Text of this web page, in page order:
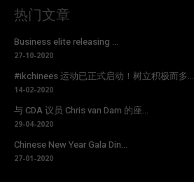
热门文章
Business elite releasing ...
27-10-2020
#ikchinees 运动已正式启动！树立积极而多...
14-02-2020
与 CDA 议员 Chris van Dam 的座...
29-04-2020
Chinese New Year Gala Din...
27-01-2020